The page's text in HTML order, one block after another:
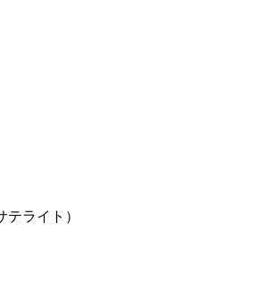
テライト）